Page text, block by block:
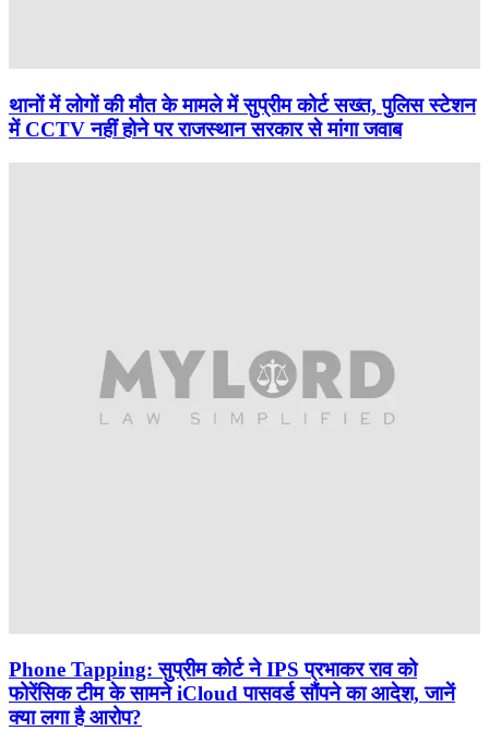
थानों में लोगों की मौत के मामले में सुप्रीम कोर्ट सख्त, पुलिस स्टेशन
में CCTV नहीं होने पर राजस्थान सरकार से मांगा जवाब
Phone Tapping: सुप्रीम कोर्ट ने IPS प्रभाकर राव को
फोरेंसिक टीम के सामने iCloud पासवर्ड सौंपने का आदेश, जानें
क्या लगा है आरोप?